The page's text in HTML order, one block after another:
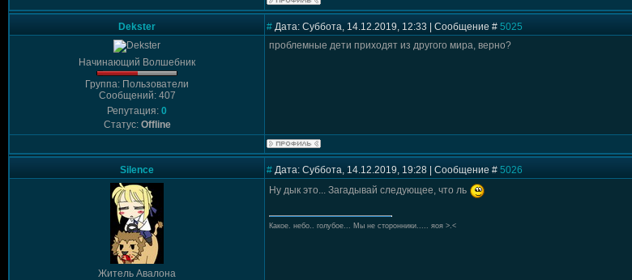
Dekster # Дата: Суббота, 14.12.2019, 12:33 | Сообщение # 5025
Начинающий Волшебник
Группа: Пользователи
Сообщений: 407
Репутация: 0
Статус: Offline
проблемные дети приходят из другого мира, верно?
Silence # Дата: Суббота, 14.12.2019, 19:28 | Сообщение # 5026
Житель Авалона
Ну дык это... Загадывай следующее, что ль
Какое. небо.. голубое... Мы не сторонники..... яоя >.<